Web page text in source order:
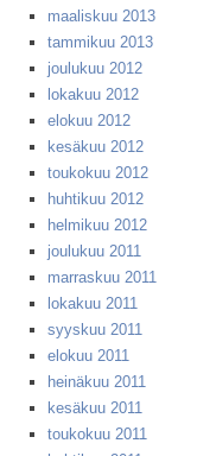
maaliskuu 2013
tammikuu 2013
joulukuu 2012
lokakuu 2012
elokuu 2012
kesäkuu 2012
toukokuu 2012
huhtikuu 2012
helmikuu 2012
joulukuu 2011
marraskuu 2011
lokakuu 2011
syyskuu 2011
elokuu 2011
heinäkuu 2011
kesäkuu 2011
toukokuu 2011